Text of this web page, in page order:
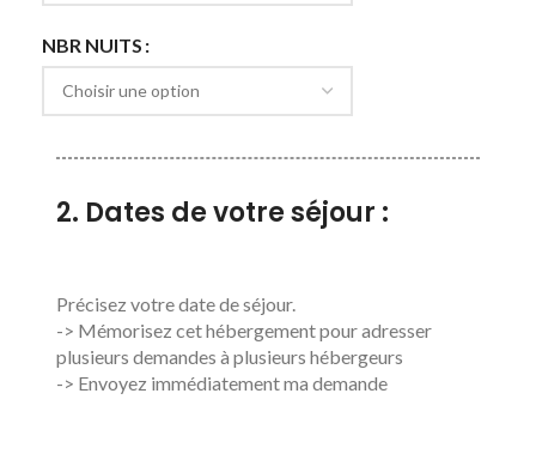
NBR NUITS
2. Dates de votre séjour :
Précisez votre date de séjour.
-> Mémorisez cet hébergement pour adresser
plusieurs demandes à plusieurs hébergeurs
-> Envoyez immédiatement ma demande